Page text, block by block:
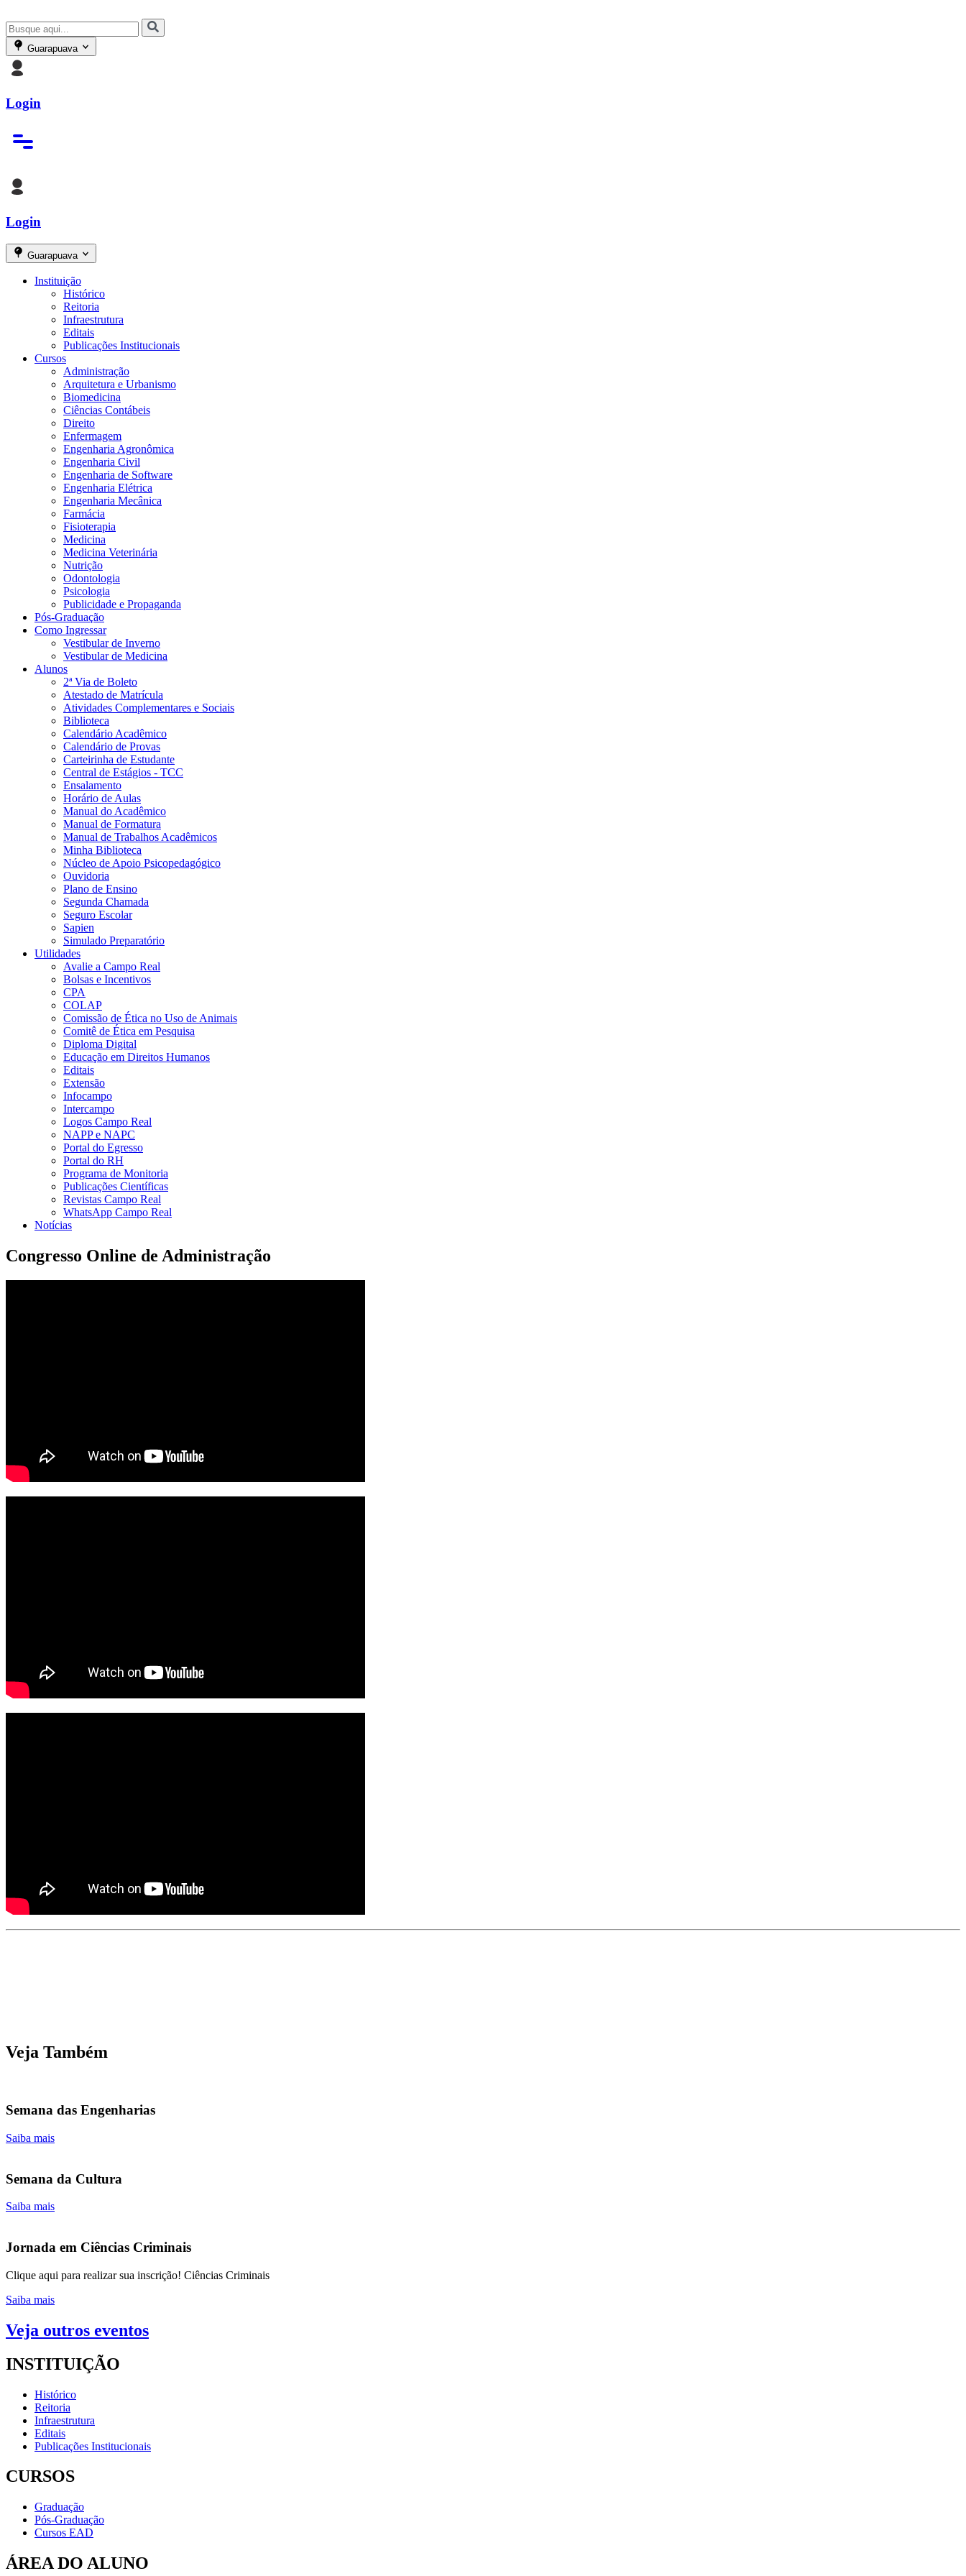
Guarapuava
Login
Login
Guarapuava
Instituição
Histórico
Reitoria
Infraestrutura
Editais
Publicações Institucionais
Cursos
Administração
Arquitetura e Urbanismo
Biomedicina
Ciências Contábeis
Direito
Enfermagem
Engenharia Agronômica
Engenharia Civil
Engenharia de Software
Engenharia Elétrica
Engenharia Mecânica
Farmácia
Fisioterapia
Medicina
Medicina Veterinária
Nutrição
Odontologia
Psicologia
Publicidade e Propaganda
Pós-Graduação
Como Ingressar
Vestibular de Inverno
Vestibular de Medicina
Alunos
2ª Via de Boleto
Atestado de Matrícula
Atividades Complementares e Sociais
Biblioteca
Calendário Acadêmico
Calendário de Provas
Carteirinha de Estudante
Central de Estágios - TCC
Ensalamento
Horário de Aulas
Manual do Acadêmico
Manual de Formatura
Manual de Trabalhos Acadêmicos
Minha Biblioteca
Núcleo de Apoio Psicopedagógico
Ouvidoria
Plano de Ensino
Segunda Chamada
Seguro Escolar
Sapien
Simulado Preparatório
Utilidades
Avalie a Campo Real
Bolsas e Incentivos
CPA
COLAP
Comissão de Ética no Uso de Animais
Comitê de Ética em Pesquisa
Diploma Digital
Educação em Direitos Humanos
Editais
Extensão
Infocampo
Intercampo
Logos Campo Real
NAPP e NAPC
Portal do Egresso
Portal do RH
Programa de Monitoria
Publicações Científicas
Revistas Campo Real
WhatsApp Campo Real
Notícias
Congresso Online de Administração
Veja Também
Semana das Engenharias
Saiba mais
Semana da Cultura
Saiba mais
Jornada em Ciências Criminais
Clique aqui para realizar sua inscrição! Ciências Criminais
Saiba mais
Veja outros eventos
INSTITUIÇÃO
Histórico
Reitoria
Infraestrutura
Editais
Publicações Institucionais
CURSOS
Graduação
Pós-Graduação
Cursos EAD
ÁREA DO ALUNO